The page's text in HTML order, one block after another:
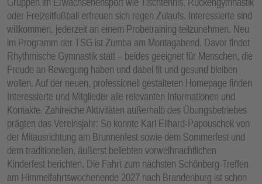
oder Freizeitfußball erfreuen sich regen Zulaufs. Interessierte sind
willkommen, jederzeit an einem Probetraining teilzunehmen. Neu
im Programm der TSG ist Zumba am Montagabend. Davor findet
Rhythmische Gymnastik statt – beides geeignet für Menschen, die
Freude an Bewegung haben und dabei fit und gesund bleiben
wollen. Auf der neuen, professionell gestalteten Homepage finden
Interessierte und Mitglieder alle relevanten Informationen und
Kontakte. Zahlreiche Aktivitäten außerhalb des Übungsbetriebes
prägten das Vereinsjahr: So konnte Karl Eilhard-Papouschek von
der Mitausrichtung am Brunnenfest sowie dem Sommerfest und
dem traditionellen, äußerst beliebten vorweihnachtlichen
Kinderfest berichten. Die Fahrt zum nächsten Schönberg-Treffen
am Himmelfahrtswochenende 2027 nach Brandenburg ist schon